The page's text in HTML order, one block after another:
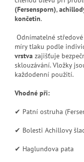
(Fersensporn),
končetin.
Odnímatelné
míry tlaku podle
vrstva zajišťuje
sklouzávání. Vložky
každodenní použití.
Vhodné při:
✔ Patní ostruha
✔ Bolesti Achillovy
✔ Haglundova pata